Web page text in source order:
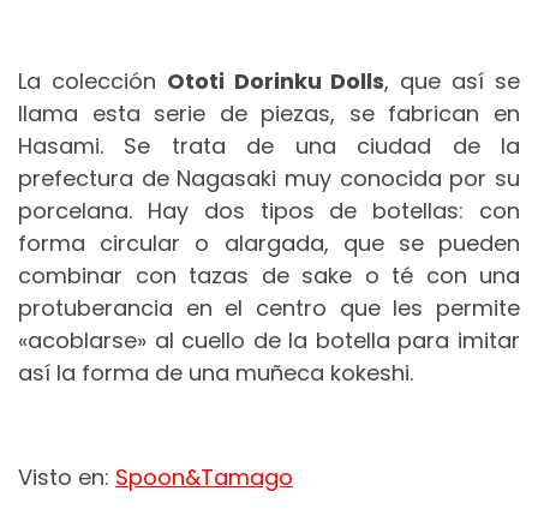
La colección Ototi Dorinku Dolls, que así se
llama esta serie de piezas, se fabrican en
Hasami. Se trata de una ciudad de la
prefectura de Nagasaki muy conocida por su
porcelana. Hay dos tipos de botellas: con
forma circular o alargada, que se pueden
combinar con tazas de sake o té con una
protuberancia en el centro que les permite
«acoblarse» al cuello de la botella para imitar
así la forma de una muñeca kokeshi.
Visto en: Spoon&Tamago